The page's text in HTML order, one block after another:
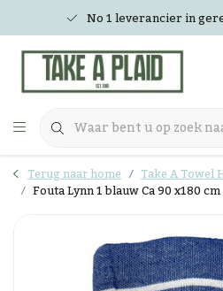
No 1 leverancier in
Terug naar home Take A Towel
Fouta Lynn 1 blauw Ca 90 x180 cm